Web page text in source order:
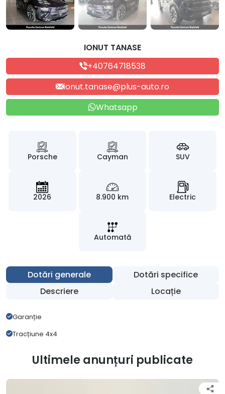
IONUT TANASE
+40764718538
ionut.tanase@plus-auto.ro
Whatsapp
Porsche Cayman SUV
2026 8.900 km Electric
Automată
Dotări generale
Dotări specifice
Descriere
Locație
Garanție
Tracțiune 4x4
Ultimele anunțuri publicate